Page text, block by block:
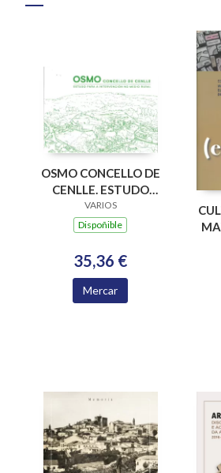
OSMO CONCELLO DE
CENLLE. ESTUDO
PARA A
INTERVENCION NO
VARIOS
Dispoñible
35,36 €
Mercar